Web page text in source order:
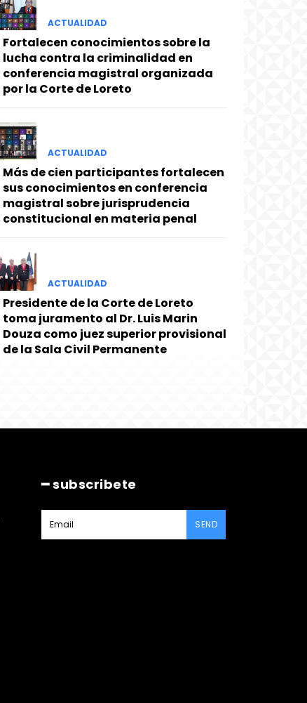
ACTUALIDAD
Fortalecen conocimientos sobre la
lucha contra la criminalidad en
conferencia magistral organizada
por la Corte de Loreto
ACTUALIDAD
Más de cien participantes fortalecen
sus conocimientos en conferencia
magistral sobre jurisprudencia
constitucional en materia penal
ACTUALIDAD
Presidente de la Corte de Loreto
toma juramento al Dr. Luis Marin
Douza como juez superior provisional
de la Sala Civil Permanente
━ subscribete
SEND